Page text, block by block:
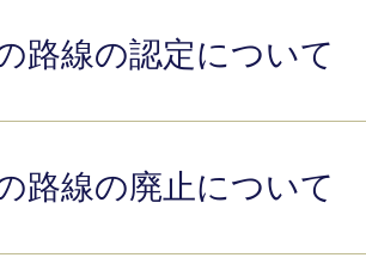
路線の認定について
路線の廃止について